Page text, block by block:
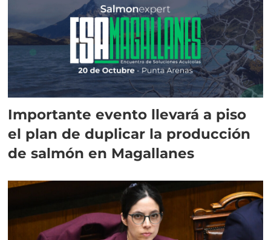
Importante evento llevará a piso
el plan de duplicar la producción
de salmón en Magallanes